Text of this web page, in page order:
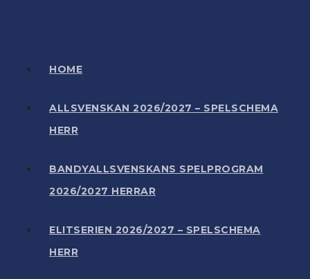
HOME
ALLSVENSKAN 2026/2027 – SPELSCHEMA
HERR
BANDYALLSVENSKANS SPELPROGRAM
2026/2027 HERRAR
ELITSERIEN 2026/2027 – SPELSCHEMA
HERR